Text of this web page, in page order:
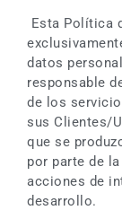
Esta Política
datos
responsable
de los
sus Clientes/
que se
por parte de
acciones de
desarrollo.